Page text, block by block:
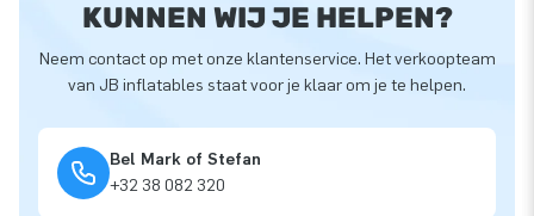
KUNNEN WIJ JE HELPEN?
Neem contact op met onze klantenservice. Het verkoopteam
van JB inflatables staat voor je klaar om je te helpen.
Bel Mark of Stefan
+32 38 082 320